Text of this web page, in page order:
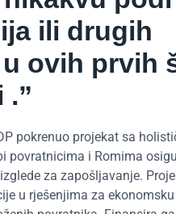
ili drugih
ovih prvih
.”
pokrenuo projekat sa
povratnicima i Romima
za zapošljavanje.
u rješenjima za